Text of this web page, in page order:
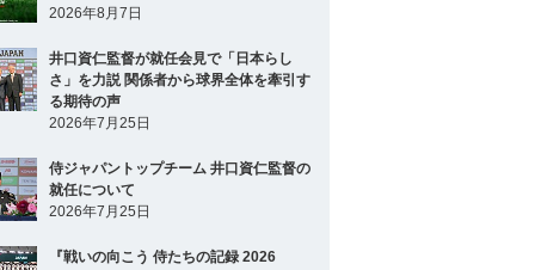
2026年8月7日
井口資仁監督が就任会見で「日本らし
さ」を力説 関係者から球界全体を牽引す
る期待の声
2026年7月25日
侍ジャパントップチーム 井口資仁監督の
就任について
2026年7月25日
『戦いの向こう 侍たちの記録 2026